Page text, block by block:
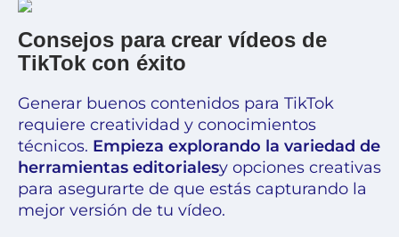
Consejos para crear vídeos de
TikTok con éxito
Generar buenos contenidos para TikTok
requiere creatividad y conocimientos
técnicos. Empieza explorando la variedad de
herramientas editorialesy opciones creativas
para asegurarte de que estás capturando la
mejor versión de tu vídeo.